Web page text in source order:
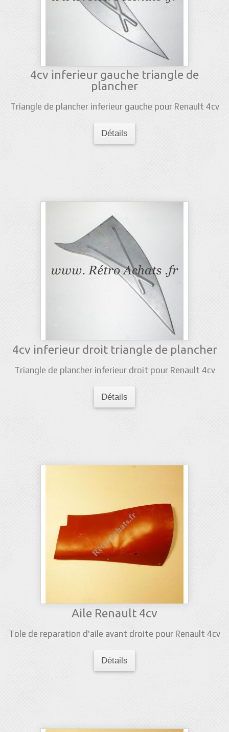
4cv inferieur gauche triangle de
plancher
Triangle de plancher inferieur gauche pour Renault 4cv
Détails
4cv inferieur droit triangle de plancher
Triangle de plancher inferieur droit pour Renault 4cv
Détails
Aile Renault 4cv
Tole de reparation d'aile avant droite pour Renault 4cv
Détails